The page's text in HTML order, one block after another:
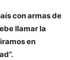
con armas de
llamar la
en